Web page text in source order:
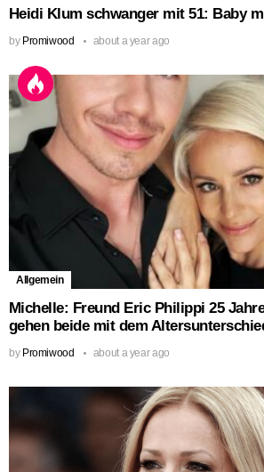
Heidi Klum schwanger mit 51: Baby
by Promiwood about a year ago
Allgemein
Michelle: Freund Eric Philippi 25
gehen beide mit dem
by Promiwood about a year ago